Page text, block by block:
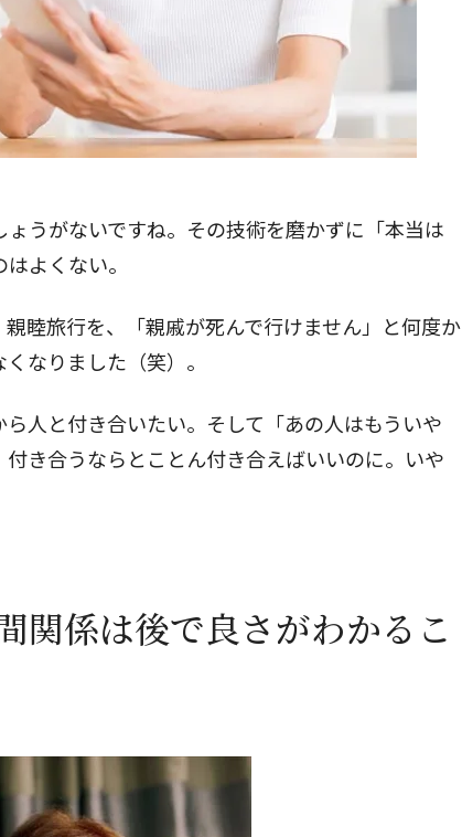
うがないですね。その技術を磨かずに「本当は
よくない。
睦旅行を、「親戚が死んで行けません」と何度か
なりました（笑）。
人と付き合いたい。そして「あの人はもういや
き合うならとことん付き合えばいいのに。いや
関係は後で良さがわかるこ